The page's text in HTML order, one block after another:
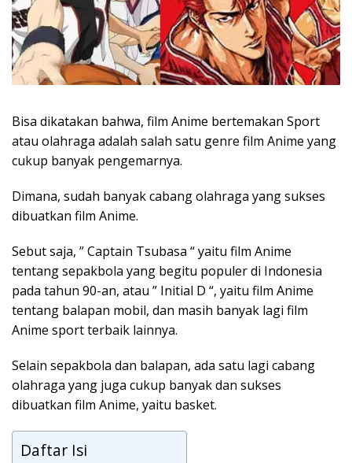
Bisa dikatakan bahwa, film Anime bertemakan Sport
atau olahraga adalah salah satu genre film Anime yang
cukup banyak pengemarnya.
Dimana, sudah banyak cabang olahraga yang sukses
dibuatkan film Anime.
Sebut saja, ” Captain Tsubasa “ yaitu film Anime
tentang sepakbola yang begitu populer di Indonesia
pada tahun 90-an, atau ” Initial D “, yaitu film Anime
tentang balapan mobil, dan masih banyak lagi film
Anime sport terbaik lainnya.
Selain sepakbola dan balapan, ada satu lagi cabang
olahraga yang juga cukup banyak dan sukses
dibuatkan film Anime, yaitu basket.
Daftar Isi